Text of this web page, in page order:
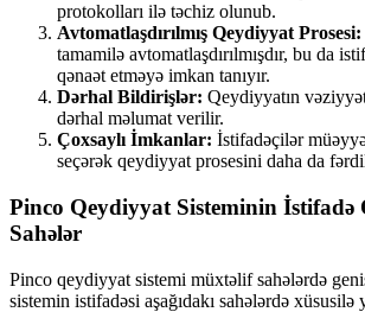
protokolları ilə təchiz olunub.
Avtomatlaşdırılmış Qeydiyyat Prosesi:
tamamilə avtomatlaşdırılmışdır, bu da
qənaət etməyə imkan tanıyır.
Dərhal Bildirişlər: Qeydiyyatın
dərhal məlumat verilir.
Çoxsaylı İmkanlar: İstifadəçilər
seçərək qeydiyyat prosesini daha da
Pinco Qeydiyyat Sisteminin İstifadə
Sahələr
Pinco qeydiyyat sistemi müxtəlif sahələrdə
sistemin istifadəsi aşağıdakı sahələrdə xüsusilə